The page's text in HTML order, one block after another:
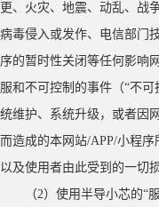
更、火灾、地震、动乱、战
病毒侵入或发作、电信部门
序的暂时性关闭等任何影响
服和不可控制的事件（“不
统维护、系统升级，或者因
而造成的本网站/APP/小程序
以及使用者由此受到的一切
（2）使用半导小芯的“